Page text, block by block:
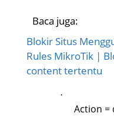
Baca juga:
Blokir Situs
Rules MikroTik |
content tertentu
·
Action =